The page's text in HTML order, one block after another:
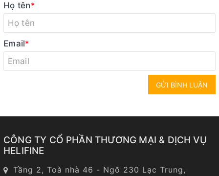
Họ tên*
Email*
GỬI BÌNH LUẬN
CÔNG TY CỔ PHẦN THƯƠNG MẠI & DỊCH VỤ
HELIFINE
Tầng 2, Toà nhà 46 - Ngõ 230 Lạc Trung,